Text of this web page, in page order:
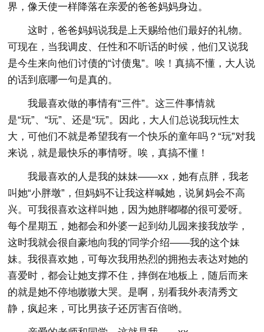
界，像天使一样降落在亲爱的爸爸妈妈身边。
这时，爸爸妈妈说我是上天赐给他们最好的礼物。
可现在，当我调皮、任性和不听话的时候，他们又说我
是今生来向他们讨债的“讨债鬼”。唉！真搞不懂，大人说
的话到底哪一句是真的。
我最喜欢做的事情有“三件”。这三件事情就
是“玩”、“玩”、还是“玩”。因此，大人们总说我玩性太
大，可他们不就是希望我有一个快乐的童年吗？“玩”对我
来说，就是最快乐的事情呀。唉，真搞不懂！
我最喜欢的人是我的妹妹——xx，她有点胖，我老
叫她“小胖墩”，但妈妈不让我这样喊她，说舅妈会不高
兴。可我很喜欢这样叫她，因为她胖嘟嘟的很可爱呀。
每个星期五，她都会和外婆一起到幼儿园来接我放学，
这时我就会很自豪地向我的'同学介绍——我的这个妹
妹。我很喜欢她，可每次我用热烈的拥抱去表达对她的
喜爱时，都会让她支撑不住，摔倒在地板上，随后而来
的就是她不停地嗷嗷大哭。是啊，别看我外表清秀文
静，疯起来，可比男孩子还厉害百倍哟。